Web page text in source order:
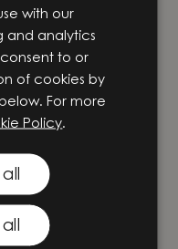
ledande
och
kvalitet i
till
och stora
with our
and analytics
to or
of cookies by
For more
Policy.